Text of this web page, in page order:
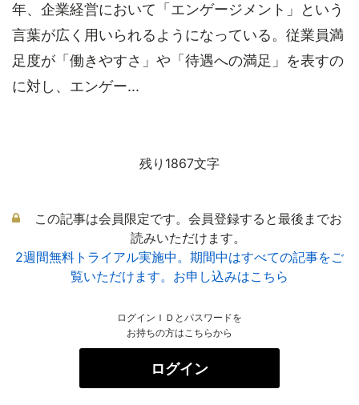
年、企業経営において「エンゲージメント」という
言葉が広く用いられるようになっている。従業員満
足度が「働きやすさ」や「待遇への満足」を表すの
に対し、エンゲー...
残り1867文字
この記事は会員限定です。会員登録すると最後までお
読みいただけます。
2週間無料トライアル実施中。期間中はすべての記事をご
覧いただけます。お申し込みはこちら
ログインＩＤとパスワードを
お持ちの方はこちらから
ログイン